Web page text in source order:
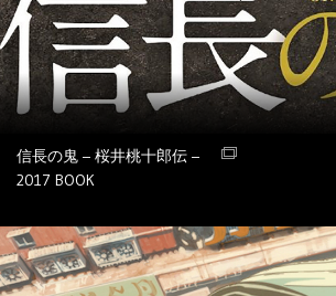
信長の鬼 – 桜井桃十郎伝 –
2017 BOOK